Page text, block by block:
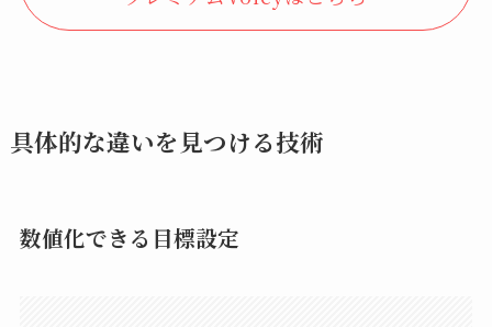
具体的な違いを見つける技術
数値化できる目標設定